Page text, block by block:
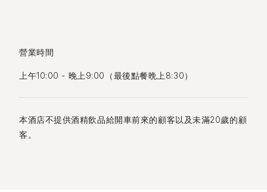
營業時間
上午10:00 - 晚上9:00（最後點餐晩上8:30）
本酒店不提供酒精飲品給開車前來的顧客以及未滿20歲的顧
客。